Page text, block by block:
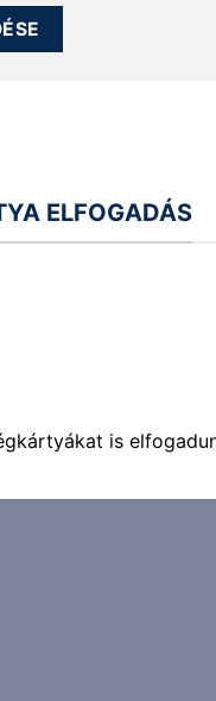
ELFOGADÁS
is